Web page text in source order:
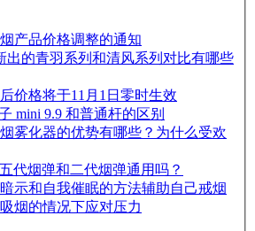
产品价格调整的通知
出的青羽系列和清风系列对比有哪些
价格将于11月1日零时生效
mini 9.9 和普通杆的区别
雾化器的优势有哪些？为什么受欢
代烟弹和二代烟弹通用吗？
示和自我催眠的方法辅助自己戒烟
烟的情况下应对压力